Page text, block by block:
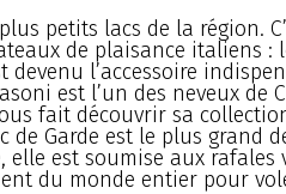
petits lacs de la région.
de plaisance italiens :
devenu l’accessoire
est l’un des neveux de
fait découvrir sa
de Garde est le plus grand
est soumise aux rafales
du monde entier pour